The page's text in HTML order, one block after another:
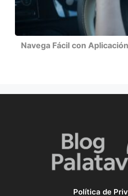
Navega Fácil con
Política de